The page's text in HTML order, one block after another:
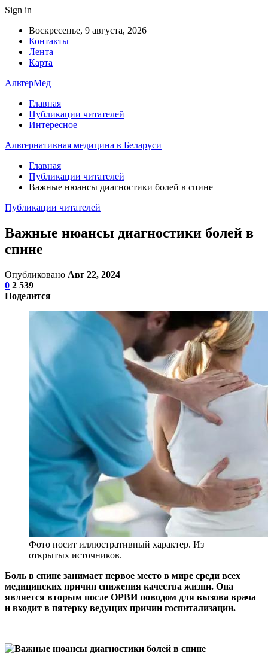
Sign in
Воскресенье, 9 августа, 2026
Контакты
Лента
Карта
АльтерМед
Главная
Публикации читателей
Интересное
Альтернативная медицина в Беларуси
Главная
Публикации читателей
Важные нюансы диагностики болей в спине
Публикации читателей
Важные нюансы диагностики болей в
спине
Опубликовано Авг 22, 2024
0 2 539
Поделится
Фото носит иллюстративный характер. Из
открытых источников.
Боль в спине занимает первое место в мире среди всех
меди­цинских причин снижения каче­ства жизни. Она
является вторым после ОРВИ поводом для вызова врача
и входит в пятерку веду­щих причин госпитализации.